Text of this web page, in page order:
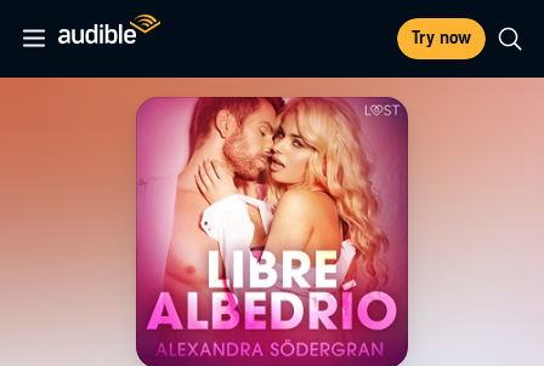
Try now